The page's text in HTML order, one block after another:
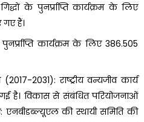
के पुनर्प्राप्ति कार्यक्रम के लिए
गए हैं।
कार्यक्रम के लिए 386.505
(2017-2031): राष्ट्रीय वन्यजीव कार्य
है। विकास से संबंधित परियोजनाओं
की स्थायी समिति की